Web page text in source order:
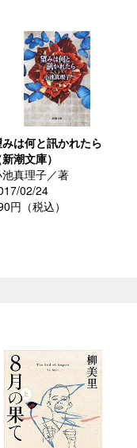
は何と訊かれたら
新潮文庫）
真理子／著
02/24
円（税込）